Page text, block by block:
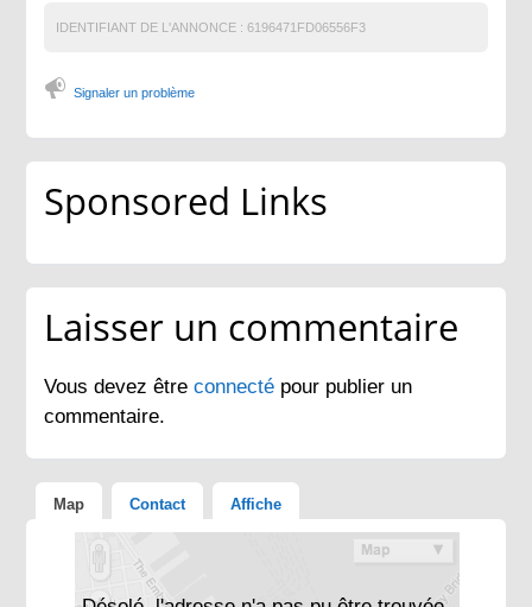
IDENTIFIANT DE L'ANNONCE : 6196471FD06556F3
Signaler un problème
Sponsored Links
Laisser un commentaire
Vous devez êtreconnecté pour publier un
commentaire.
Map Contact Affiche